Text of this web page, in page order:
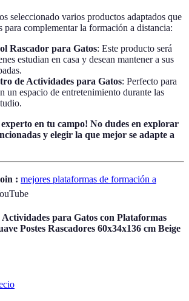
seleccionado varios productos adaptados que
para complementar la formación a distancia:
Rascador para Gatos: Este producto será
estudian en casa y desean mantener a sus
de Actividades para Gatos: Perfecto para
un espacio de entretenimiento durante las
en tu campo! No dudes en explorar
y elegir la que mejor se adapte a
: mejores plataformas de formación a
para Gatos con Plataformas
Postes Rascadores 60x34x136 cm Beige